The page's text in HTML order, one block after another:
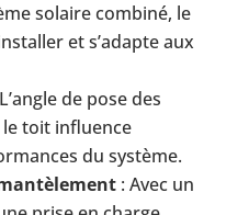
solaire combiné, le
et s’adapte aux
de pose des
toit influence
du système.
: Avec un